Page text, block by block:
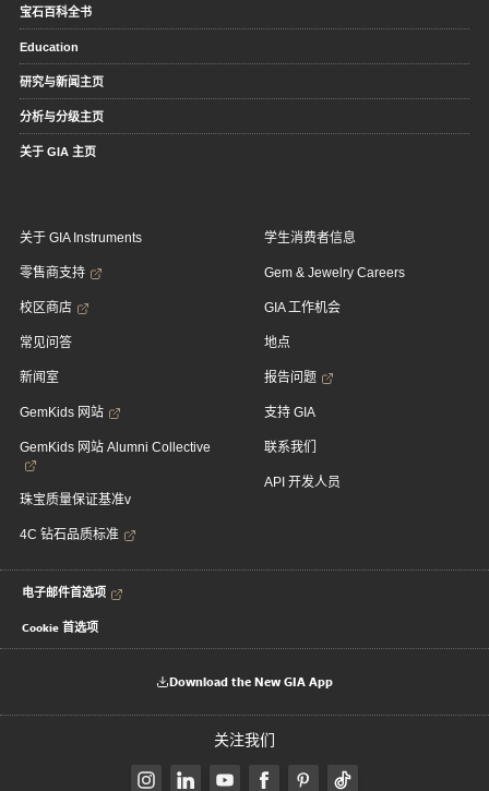
宝石百科全书
Education
研究与新闻主页
分析与分级主页
关于 GIA 主页
关于 GIA Instruments
零售商支持
校区商店
常见问答
新闻室
GemKids 网站
GemKids 网站 Alumni Collective
珠宝质量保证基准v
4C 钻石品质标准
学生消费者信息
Gem & Jewelry Careers
GIA 工作机会
地点
报告问题
支持 GIA
联系我们
API 开发人员
电子邮件首选项
Cookie 首选项
Download the New GIA App
关注我们